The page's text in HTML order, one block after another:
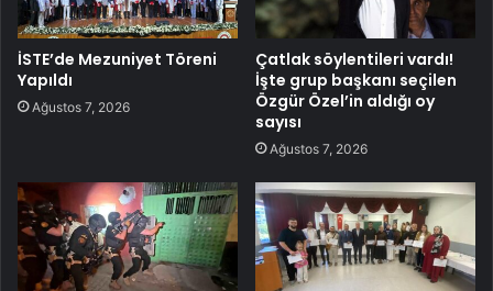
İSTE’de Mezuniyet Töreni
Yapıldı
Ağustos 7, 2026
Çatlak söylentileri vardı!
İşte grup başkanı seçilen
Özgür Özel’in aldığı oy
sayısı
Ağustos 7, 2026